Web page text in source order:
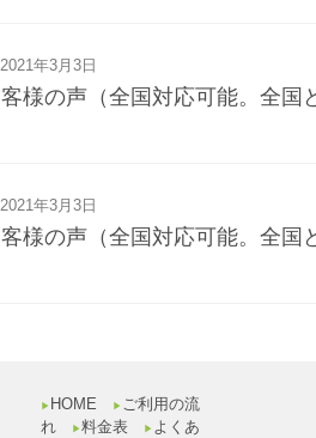
2021年3月3日
様の声（全国対応可能。全国
2021年3月3日
様の声（全国対応可能。全国
▶︎ HOME ▶︎ ご利用の流
れ
▶︎ 料金表 ▶︎ よくあ